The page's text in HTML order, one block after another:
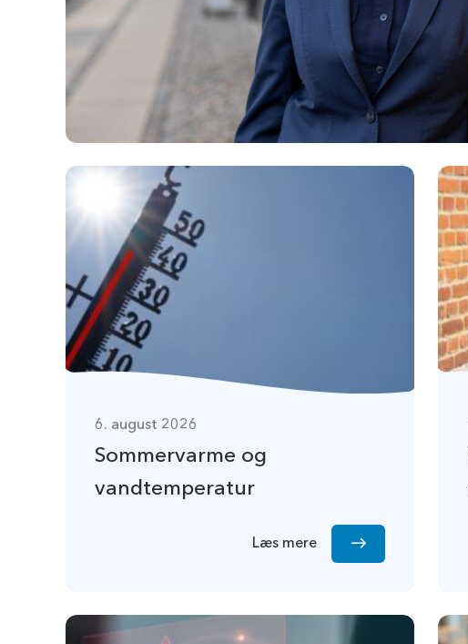
6. august 2026
Sommervarme og
vandtemperatur
Læs mere